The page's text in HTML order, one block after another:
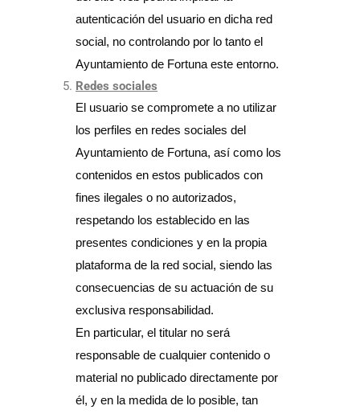
autenticación del usuario en dicha red
social, no controlando por lo tanto el
Ayuntamiento de Fortuna este entorno.
Redes sociales
El usuario se compromete a no utilizar
los perfiles en redes sociales del
Ayuntamiento de Fortuna, así como los
contenidos en estos publicados con
fines ilegales o no autorizados,
respetando los establecido en las
presentes condiciones y en la propia
plataforma de la red social, siendo las
consecuencias de su actuación de su
exclusiva responsabilidad.
En particular, el titular no será
responsable de cualquier contenido o
material no publicado directamente por
él, y en la medida de lo posible, tan